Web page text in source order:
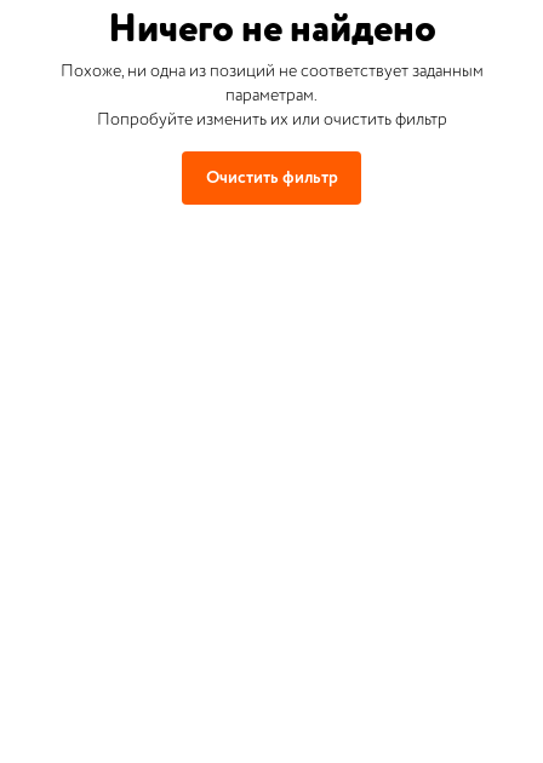
Ничего не найдено
Похоже, ни одна из позиций не соответствует заданным
параметрам.
Попробуйте изменить их или очистить фильтр
Очистить фильтр